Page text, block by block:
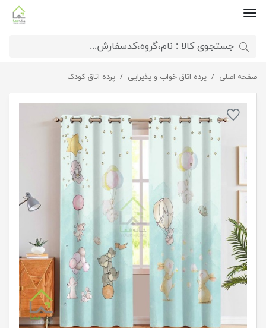
صفحه اصلی پرده اتاق خواب و پذیرایی پرده اتاق کودک پرده اتاق کودک طرح آسمان رویایی